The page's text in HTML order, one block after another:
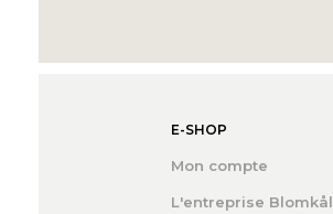
E-SHOP
Mon compte
L'entreprise Blomkål